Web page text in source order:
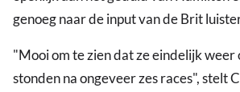
genoeg naar de input van de Brit
"Mooi om te zien dat ze eindelijk weer
stonden na ongeveer zes races", stelt